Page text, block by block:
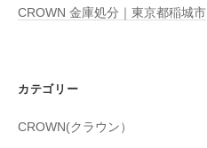
CROWN 金庫処分｜東京都稲城市
カテゴリー
CROWN(クラウン）